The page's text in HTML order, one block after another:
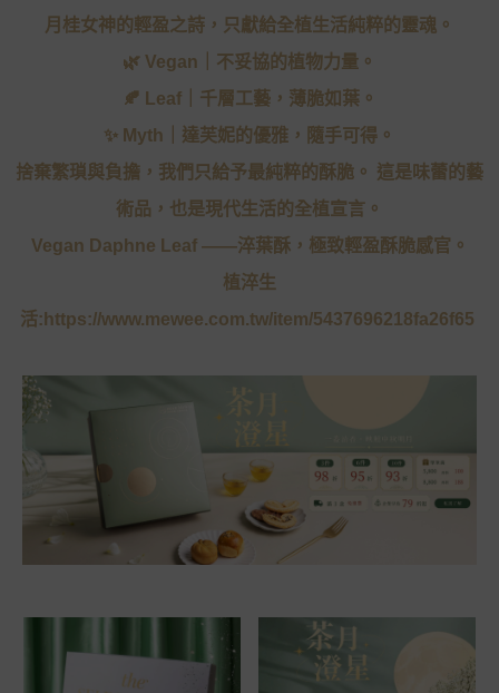
月桂女神的輕盈之詩，只獻給全植生活純粹的靈魂。
🌿 Vegan｜不妥協的植物力量。
🍂 Leaf｜千層工藝，薄脆如葉。
✨ Myth｜達芙妮的優雅，隨手可得。
捨棄繁瑣與負擔，我們只給予最純粹的酥脆。 這是味蕾的藝
術品，也是現代生活的全植宣言。
Vegan Daphne Leaf ——淬葉酥，極致輕盈酥脆感官。
植淬生
活: https://www.mewee.com.tw/item/5437696218fa26f65